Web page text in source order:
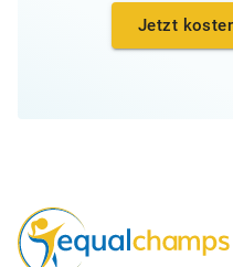
Jetzt